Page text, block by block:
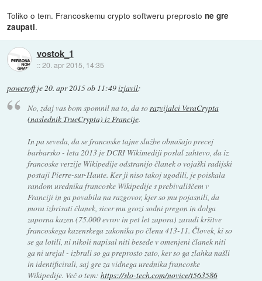
Toliko o tem. Francoskemu crypto softweru preprostone gre
zaupati.
vostok_1
::20. apr 2015, 14:35
poweroffje20. apr 2015 ob 11:49izjavil:
No, zdaj vas bom spomnil na to, da sorazvijalci VeraCrypta
(naslednik TrueCrypta) iz Francije.
In pa seveda, da se francoske tajne službe obnašajo precej
barbarsko - leta 2013 je DCRI Wikimediji poslal zahtevo, da iz
francoske verzije Wikipedije odstranijo članek o vojaški radijski
postaji Pierre-sur-Haute. Ker ji niso takoj ugodili, je poiskala
random urednika francoske Wikipedije s prebivališčem v
Franciji in ga povabila na razgovor, kjer so mu pojasnili, da
mora izbrisati članek, sicer mu grozi sodni pregon in dolga
zaporna kazen (75.000 evrov in pet let zapora) zaradi kršitve
francoskega kazenskega zakonika po členu 413-11. Človek, ki so
se ga lotili, ni nikoli napisal niti besede v omenjeni članek niti
ga ni urejal - izbrali so ga preprosto zato, ker so ga zlahka našli
in identificirali, saj gre za vidnega urednika francoske
Wikipedije. Več o tem: https://slo-tech.com/novice/t563586